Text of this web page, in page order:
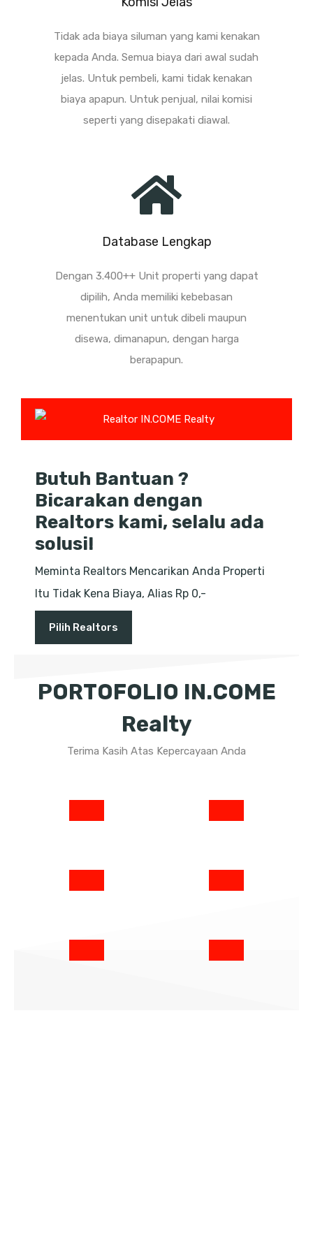
Tidak ada biaya siluman yang kami kenakan
kepada Anda. Semua biaya dari awal sudah
jelas. Untuk pembeli, kami tidak kenakan
biaya apapun. Untuk penjual, nilai komisi
seperti yang disepakati diawal.
Database Lengkap
Dengan 3.400++ Unit properti yang dapat
dipilih, Anda memiliki kebebasan
menentukan unit untuk dibeli maupun
disewa, dimanapun, dengan harga
berapapun.
Butuh Bantuan ?
Bicarakan dengan
Realtors kami, selalu ada
solusi!
Meminta Realtors Mencarikan Anda Properti
Itu Tidak Kena Biaya, Alias Rp 0,-
Pilih Realtors
PORTOFOLIO IN.COME
Realty
Terima Kasih Atas Kepercayaan Anda